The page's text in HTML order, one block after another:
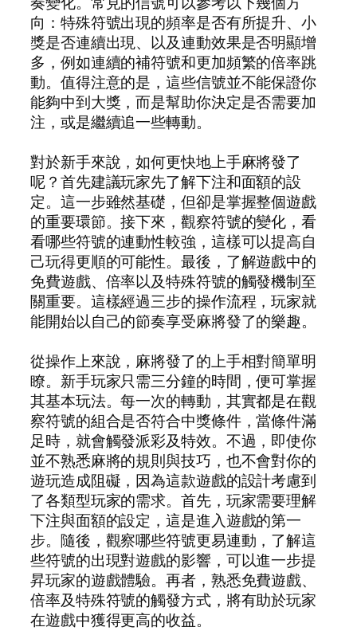
向：特殊符號出現的頻率是否有所提升、小
獎是否連續出現、以及連動效果是否明顯增
多，例如連續的補符號和更加頻繁的倍率跳
動。值得注意的是，這些信號並不能保證你
能夠中到大獎，而是幫助你決定是否需要加
注，或是繼續追一些轉動。
對於新手來說，如何更快地上手麻將發了
呢？首先建議玩家先了解下注和面額的設
定。這一步雖然基礎，但卻是掌握整個遊戲
的重要環節。接下來，觀察符號的變化，看
看哪些符號的連動性較強，這樣可以提高自
己玩得更順的可能性。最後，了解遊戲中的
免費遊戲、倍率以及特殊符號的觸發機制至
關重要。這樣經過三步的操作流程，玩家就
能開始以自己的節奏享受麻將發了的樂趣。
從操作上來說，麻將發了的上手相對簡單明
瞭。新手玩家只需三分鐘的時間，便可掌握
其基本玩法。每一次的轉動，其實都是在觀
察符號的組合是否符合中獎條件，當條件滿
足時，就會觸發派彩及特效。不過，即使你
並不熟悉麻將的規則與技巧，也不會對你的
遊玩造成阻礙，因為這款遊戲的設計考慮到
了各類型玩家的需求。首先，玩家需要理解
下注與面額的設定，這是進入遊戲的第一
步。隨後，觀察哪些符號更易連動，了解這
些符號的出現對遊戲的影響，可以進一步提
昇玩家的遊戲體驗。再者，熟悉免費遊戲、
倍率及特殊符號的觸發方式，將有助於玩家
在遊戲中獲得更高的收益。